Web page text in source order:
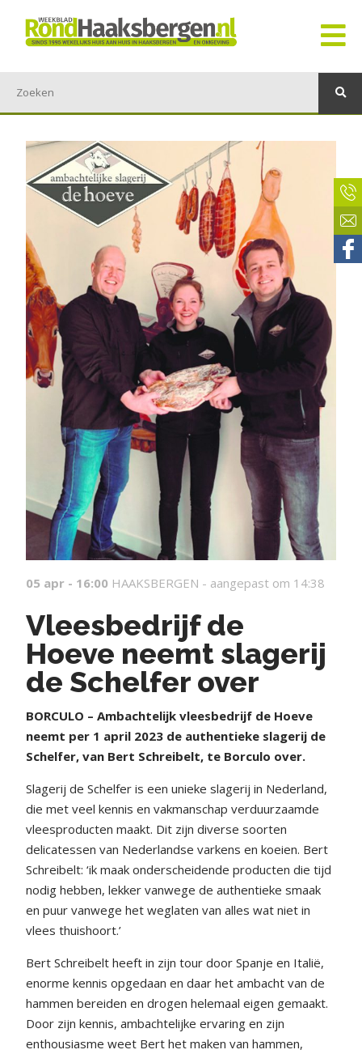
05 apr - 16:00 HAAKSBERGEN - aangepast om 14:38
Vleesbedrijf de
Hoeve neemt slagerij
de Schelfer over
BORCULO – Ambachtelijk vleesbedrijf de Hoeve
neemt per 1 april 2023 de authentieke slagerij de
Schelfer, van Bert Schreibelt, te Borculo over.
Slagerij de Schelfer is een unieke slagerij in Nederland,
die met veel kennis en vakmanschap verduurzaamde
vleesproducten maakt. Dit zijn diverse soorten
delicatessen van Nederlandse varkens en koeien. Bert
Schreibelt: ‘ik maak onderscheidende producten die tijd
nodig hebben, lekker vanwege de authentieke smaak
en puur vanwege het weglaten van alles wat niet in
vlees thuishoort.’
Bert Schreibelt heeft in zijn tour door Spanje en Italië,
enorme kennis opgedaan en daar het ambacht van de
hammen bereiden en drogen helemaal eigen gemaakt.
Door zijn kennis, ambachtelijke ervaring en zijn
enthousiasme weet Bert het maken van hammen,